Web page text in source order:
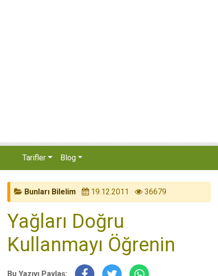
Tarifler Blog
Bunları Bilelim 19.12.2011 36679
Yağları Doğru
Kullanmayı Öğrenin
Bu Yazıyı Paylaş: